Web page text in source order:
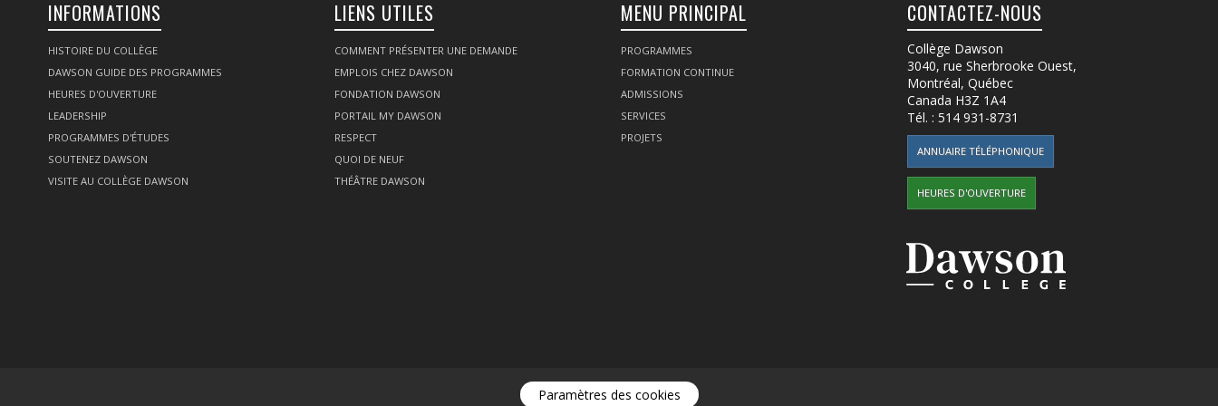
INFORMATIONS
HISTOIRE DU COLLÈGE
DAWSON GUIDE DES PROGRAMMES
HEURES D'OUVERTURE
LEADERSHIP
PROGRAMMES D'ÉTUDES
SOUTENEZ DAWSON
VISITE AU COLLÈGE DAWSON
LIENS UTILES
COMMENT PRÉSENTER UNE DEMANDE
EMPLOIS CHEZ DAWSON
FONDATION DAWSON
PORTAIL MY DAWSON
RESPECT
QUOI DE NEUF
THÉÂTRE DAWSON
MENU PRINCIPAL
PROGRAMMES
FORMATION CONTINUE
ADMISSIONS
SERVICES
PROJETS
CONTACTEZ-NOUS
Collège Dawson
3040, rue Sherbrooke Ouest,
Montréal, Québec
Canada H3Z 1A4
Tél. : 514 931-8731
ANNUAIRE TÉLÉPHONIQUE
HEURES D'OUVERTURE
Paramètres des cookies